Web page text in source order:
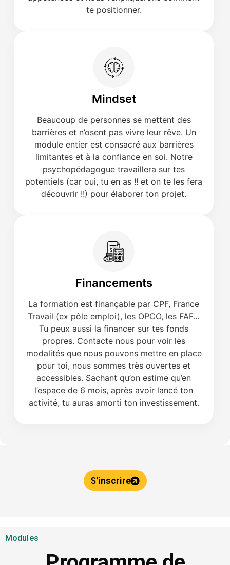
te positionner.
Mindset
Beaucoup de personnes se mettent des
barrières et n’osent pas vivre leur rêve. Un
module entier est consacré aux barrières
limitantes et à la confiance en soi. Notre
psychopédagogue travaillera sur tes
potentiels (car oui, tu en as !! et on te les fera
découvrir !!) pour élaborer ton projet.
Financements
La formation est finançable par CPF, France
Travail (ex pôle emploi), les OPCO, les FAF…
Tu peux aussi la financer sur tes fonds
propres. Contacte nous pour voir les
modalités que nous pouvons mettre en place
pour toi, nous sommes très ouvertes et
accessibles. Sachant qu’on estime qu’en
l’espace de 6 mois, après avoir lancé ton
activité, tu auras amorti ton investissement.
S'inscrire
Modules